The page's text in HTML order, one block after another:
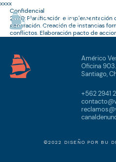
xxxx
Confidencial
2020: Planificación e implementación
generación. Creación de instancias
conflictos. Elaboración pacto de
Américo
Oficina
Santiago,
+562 2941
©2022 DISEÑO POR BU